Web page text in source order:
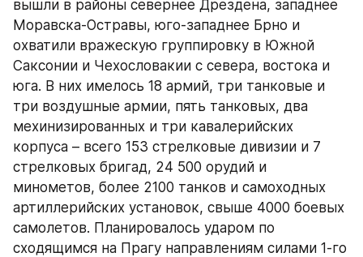
вышли в районы севернее Дрездена, западнее
Моравска-Остравы, юго-западнее Брно и
охватили вражескую группировку в Южной
Саксонии и Чехословакии с севера, востока и
юга. В них имелось 18 армий, три танковые и
три воздушные армии, пять танковых, два
мехинизированных и три кавалерийских
корпуса – всего 153 стрелковые дивизии и 7
стрелковых бригад, 24 500 орудий и
минометов, более 2100 танков и самоходных
артиллерийских установок, свыше 4000 боевых
самолетов. Планировалось ударом по
сходящимся на Прагу направлениям силами 1-го